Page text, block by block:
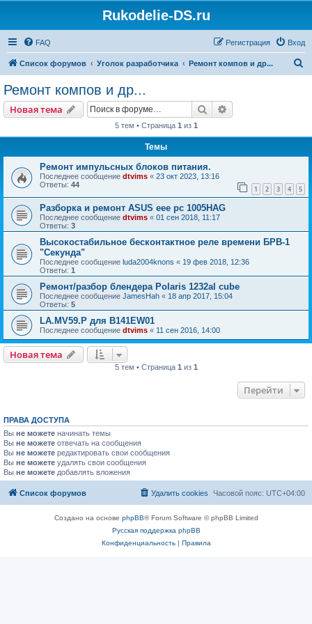
Rukodelie-DS.ru
FAQ Вход
Регистрация
Список форумов Уголок разработчика Ремонт компов и др...
Ремонт компов и др...
Новая тема Поиск
5 тем • Страница 1 из 1
Темы
Ремонт импульсных блоков питания.
Последнее сообщение dtvims « 23 окт 2023, 13:16
Ответы: 44 1 2 3 4 5
Разборка и ремонт ASUS eee pc 1005HAG
Последнее сообщение dtvims « 01 сен 2018, 11:17
Ответы: 3
Высокостабильное бесконтактное реле времени БРВ-1
"Секунда"
Последнее сообщение luda2004knons « 19 фев 2018, 12:36
Ответы: 1
Ремонт/разбор блендера Polaris 1232al cube
Последнее сообщение JamesHah « 18 апр 2017, 15:04
Ответы: 5
LA.MV59.P для B141EW01
Последнее сообщение dtvims « 11 сен 2016, 14:00
Новая тема
5 тем • Страница 1 из 1
Перейти
ПРАВА ДОСТУПА
Вы не можете начинать темы
Вы не можете отвечать на сообщения
Вы не можете редактировать свои сообщения
Вы не можете удалять свои сообщения
Вы не можете добавлять вложения
Список форумов Часовой пояс: UTC+04:00
Удалить cookies
Создано на основе phpBB® Forum Software © phpBB Limited
Русская поддержка phpBB
Конфиденциальность| Правила